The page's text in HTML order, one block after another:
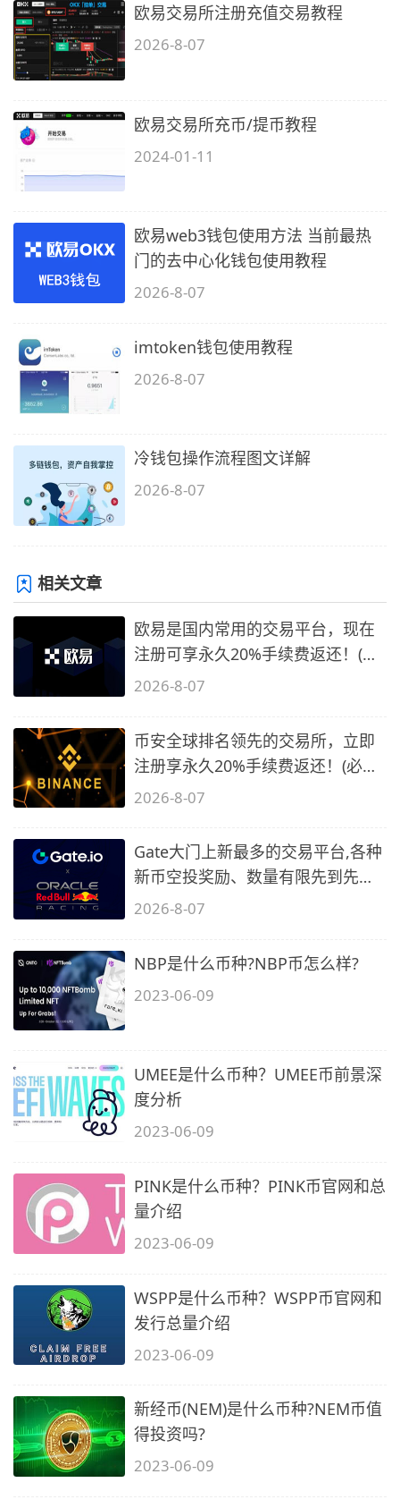
欧易交易所注册充值交易教程
2026-8-07
欧易交易所充币/提币教程
2024-01-11
欧易web3钱包使用方法 当前最热
门的去中心化钱包使用教程
2026-8-07
imtoken钱包使用教程
2026-8-07
冷钱包操作流程图文详解
2026-8-07
相关文章
欧易是国内常用的交易平台，现在
注册可享永久20%手续费返还！(必
备1)
2026-8-07
币安全球排名领先的交易所，立即
注册享永久20%手续费返还！(必备
2)
2026-8-07
Gate大门上新最多的交易平台,各种
新币空投奖励、数量有限先到先
得…
2026-8-07
NBP是什么币种?NBP币怎么样?
2023-06-09
UMEE是什么币种？UMEE币前景深
度分析
2023-06-09
PINK是什么币种？PINK币官网和总
量介绍
2023-06-09
WSPP是什么币种？WSPP币官网和
发行总量介绍
2023-06-09
新经币(NEM)是什么币种?NEM币值
得投资吗?
2023-06-09